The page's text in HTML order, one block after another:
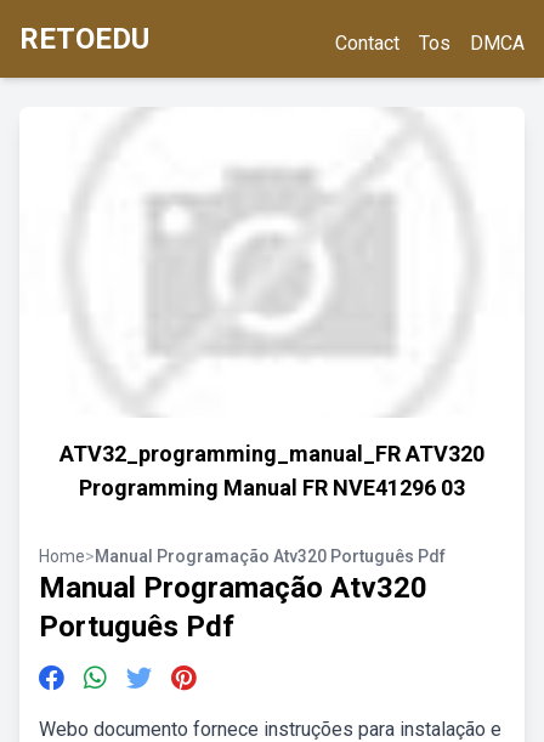
RETOEDU Contact Tos DMCA
ATV32_programming_manual_FR ATV320
Programming Manual FR NVE41296 03
Home>Manual Programação Atv320 Português Pdf
Manual Programação Atv320
Português Pdf
Webo documento fornece instruções para instalação e